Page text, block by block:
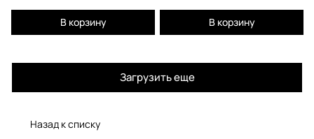
В корзину В корзину
Загрузить еще
Назад к списку